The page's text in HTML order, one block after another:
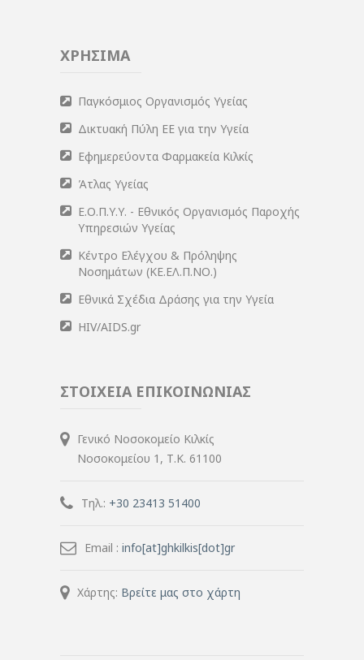
ΧΡΗΣΙΜΑ
Παγκόσμιος Οργανισμός Υγείας
Δικτυακή Πύλη ΕΕ για την Υγεία
Εφημερεύοντα Φαρμακεία Κιλκίς
Άτλας Υγείας
Ε.Ο.Π.Υ.Υ. - Εθνικός Οργανισμός Παροχής
Υπηρεσιών Υγείας
Κέντρο Ελέγχου & Πρόληψης
Νοσημάτων (ΚΕ.ΕΛ.Π.ΝΟ.)
Εθνικά Σχέδια Δράσης για την Υγεία
HIV/AIDS.gr
ΣΤΟΙΧΕΙΑ ΕΠΙΚΟΙΝΩΝΙΑΣ
Γενικό Νοσοκομείο Κιλκίς
Νοσοκομείου 1, Τ.Κ. 61100
Τηλ.: +30 23413 51400
Email : info[at]ghkilkis[dot]gr
Χάρτης: Βρείτε μας στο χάρτη